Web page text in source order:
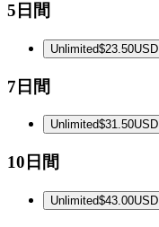
5日間
Unlimited$23.50USD
7日間
Unlimited$31.50USD
10日間
Unlimited$43.00USD